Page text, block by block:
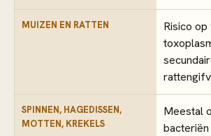
MUIZEN EN RATTEN
Risico
SPINNEN, HAGEDISSEN,
MOTTEN, KREKELS
Meestal